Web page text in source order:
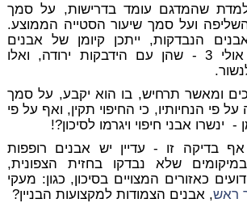
שהמדגם עומד בדרישות, על סמך
ועל סמך שיעור הסטייה הממוצע.
מתוך 25 האבנים הנבדקות, ייתכן קיומן של אבנים
בודדות - אולי 2, אולי 3 - שהן עם הידבקות ירודה, ואלו
ומאשר תרחיש, בו הוא יקבע, על סמך
פי הנחיותיו, כי החיפוי תקין, ואף על פי
ינשרו אבני חיפוי ויגרמו לסיכון?!
בדיקה זו - עדיין יש אבנים רופפות
שלא נבדקו בחזית הצפונית,
כאזורים המצויים בסיכון, כגון: מעקי
ראש, אבנים הצמודות למקצועות הבניין?